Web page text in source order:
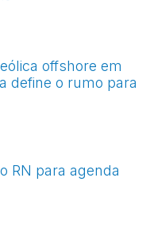
offshore em
define o rumo para
RN para agenda